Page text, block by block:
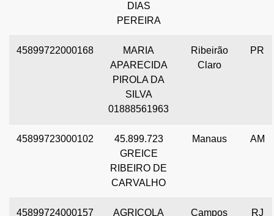
DIAS
PEREIRA
45899722000168
MARIA
APARECIDA
PIROLA DA
SILVA
01888561963
Ribeirão
Claro
PR
45899723000102
45.899.723
GREICE
RIBEIRO DE
CARVALHO
Manaus AM
45899724000157
AGRICOLA
Campos
RJ